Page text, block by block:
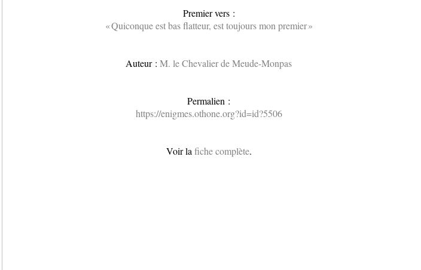
Premier vers :
« Quiconque est bas flatteur, est toujours mon premier »
Auteur :M. le Chevalier de Meude-Monpas
Permalien :
https://enigmes.othone.org?id=id?5506
Voir la fiche complète.